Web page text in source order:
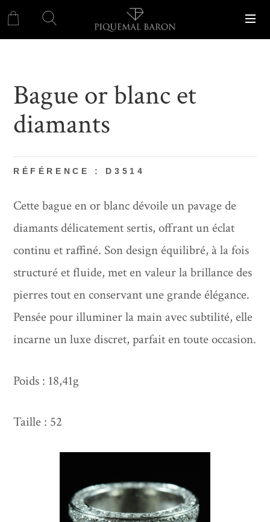
Bague or blanc et
diamants
RÉFÉRENCE : D3514
Cette bague en or blanc dévoile un pavage de
diamants délicatement sertis, offrant un éclat
continu et raffiné. Son design équilibré, à la fois
structuré et fluide, met en valeur la brillance des
pierres tout en conservant une grande élégance.
Pensée pour illuminer la main avec subtilité, elle
incarne un luxe discret, parfait en toute occasion.
Poids : 18,41g
Taille : 52